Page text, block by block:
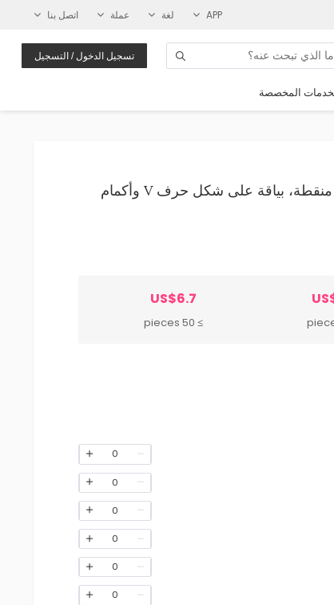
APP لغة عملة اتصل بنا
تسجيل الدخول / التسجيل
المخصصة
Wholesale فستان صيفي نسائي أنيق بنقشة منقطة، بياقة على شكل حرف V وأكمام
US$6.7
≥ 50 pieces
0
0
0
0
0
0